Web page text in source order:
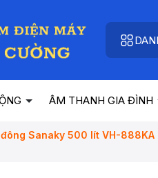
ÂM THANH GIA ĐÌNH
Sanaky 500 lít VH-888KA